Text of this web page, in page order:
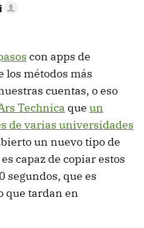
con apps de
los métodos más
cuentas, o eso
Technica que un
de varias universidades
un nuevo tipo de
capaz de copiar estos
segundos, que es
que tardan en